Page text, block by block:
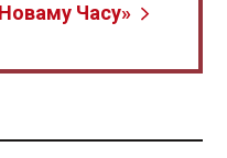
Часу»